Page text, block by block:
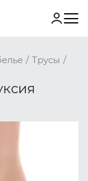
/ Трусы /